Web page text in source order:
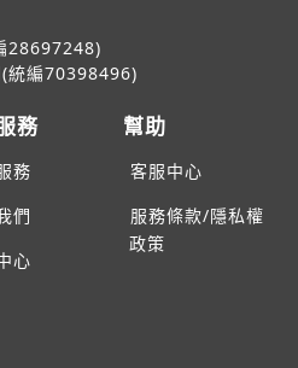
28697248)
統編70398496)
務
務
們
心
幫助
客服中心
服務條款/隱私權
政策